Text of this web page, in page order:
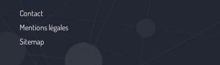
Contact
Mentions légales
Sitemap